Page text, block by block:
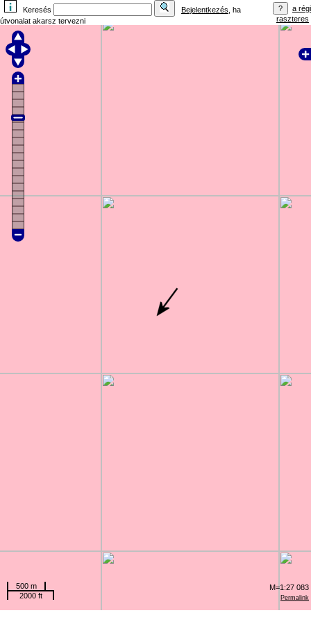
Keresés Bejelentkezés , ha
útvonalat akarsz tervezni
a régi
raszteres
Permalink
500 m
2000 ft
M=1:27 083